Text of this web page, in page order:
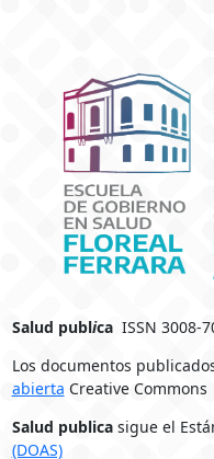
Salud publicaISSN 3008-
Los documentos
abierta Creative Commons
Salud publicasigue el
(DOAS)